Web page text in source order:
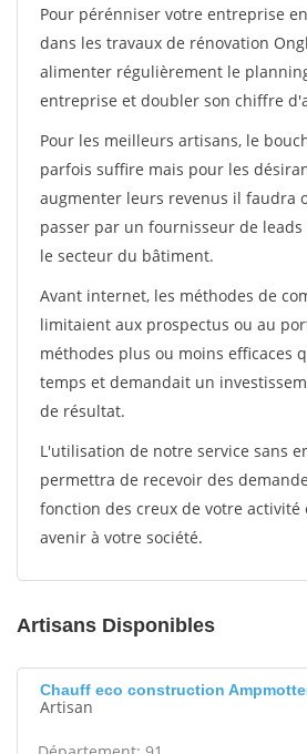
Pour pérénniser votre entreprise
dans les travaux de rénovation
alimenter régulièrement le
entreprise et doubler son chiffre
Pour les meilleurs artisans, le
parfois suffire mais pour les
augmenter leurs revenus il faudra
passer par un fournisseur de
le secteur du bâtiment.
Avant internet, les méthodes de
limitaient aux prospectus ou au
méthodes plus ou moins efficaces
temps et demandait un
de résultat.
L'utilisation de notre service sans
permettra de recevoir des
fonction des creux de votre
avenir à votre société.
Artisans Disponibles
Chauff eco construction
Artisan